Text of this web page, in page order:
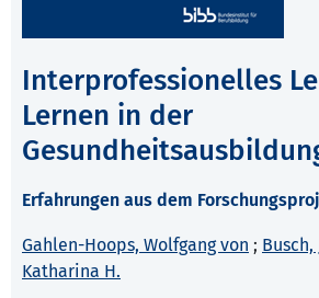
Interprofessionelles
Lernen in der
Erfahrungen aus dem
Gahlen-Hoops, Wolfgang von ; Busch,
Katharina H.